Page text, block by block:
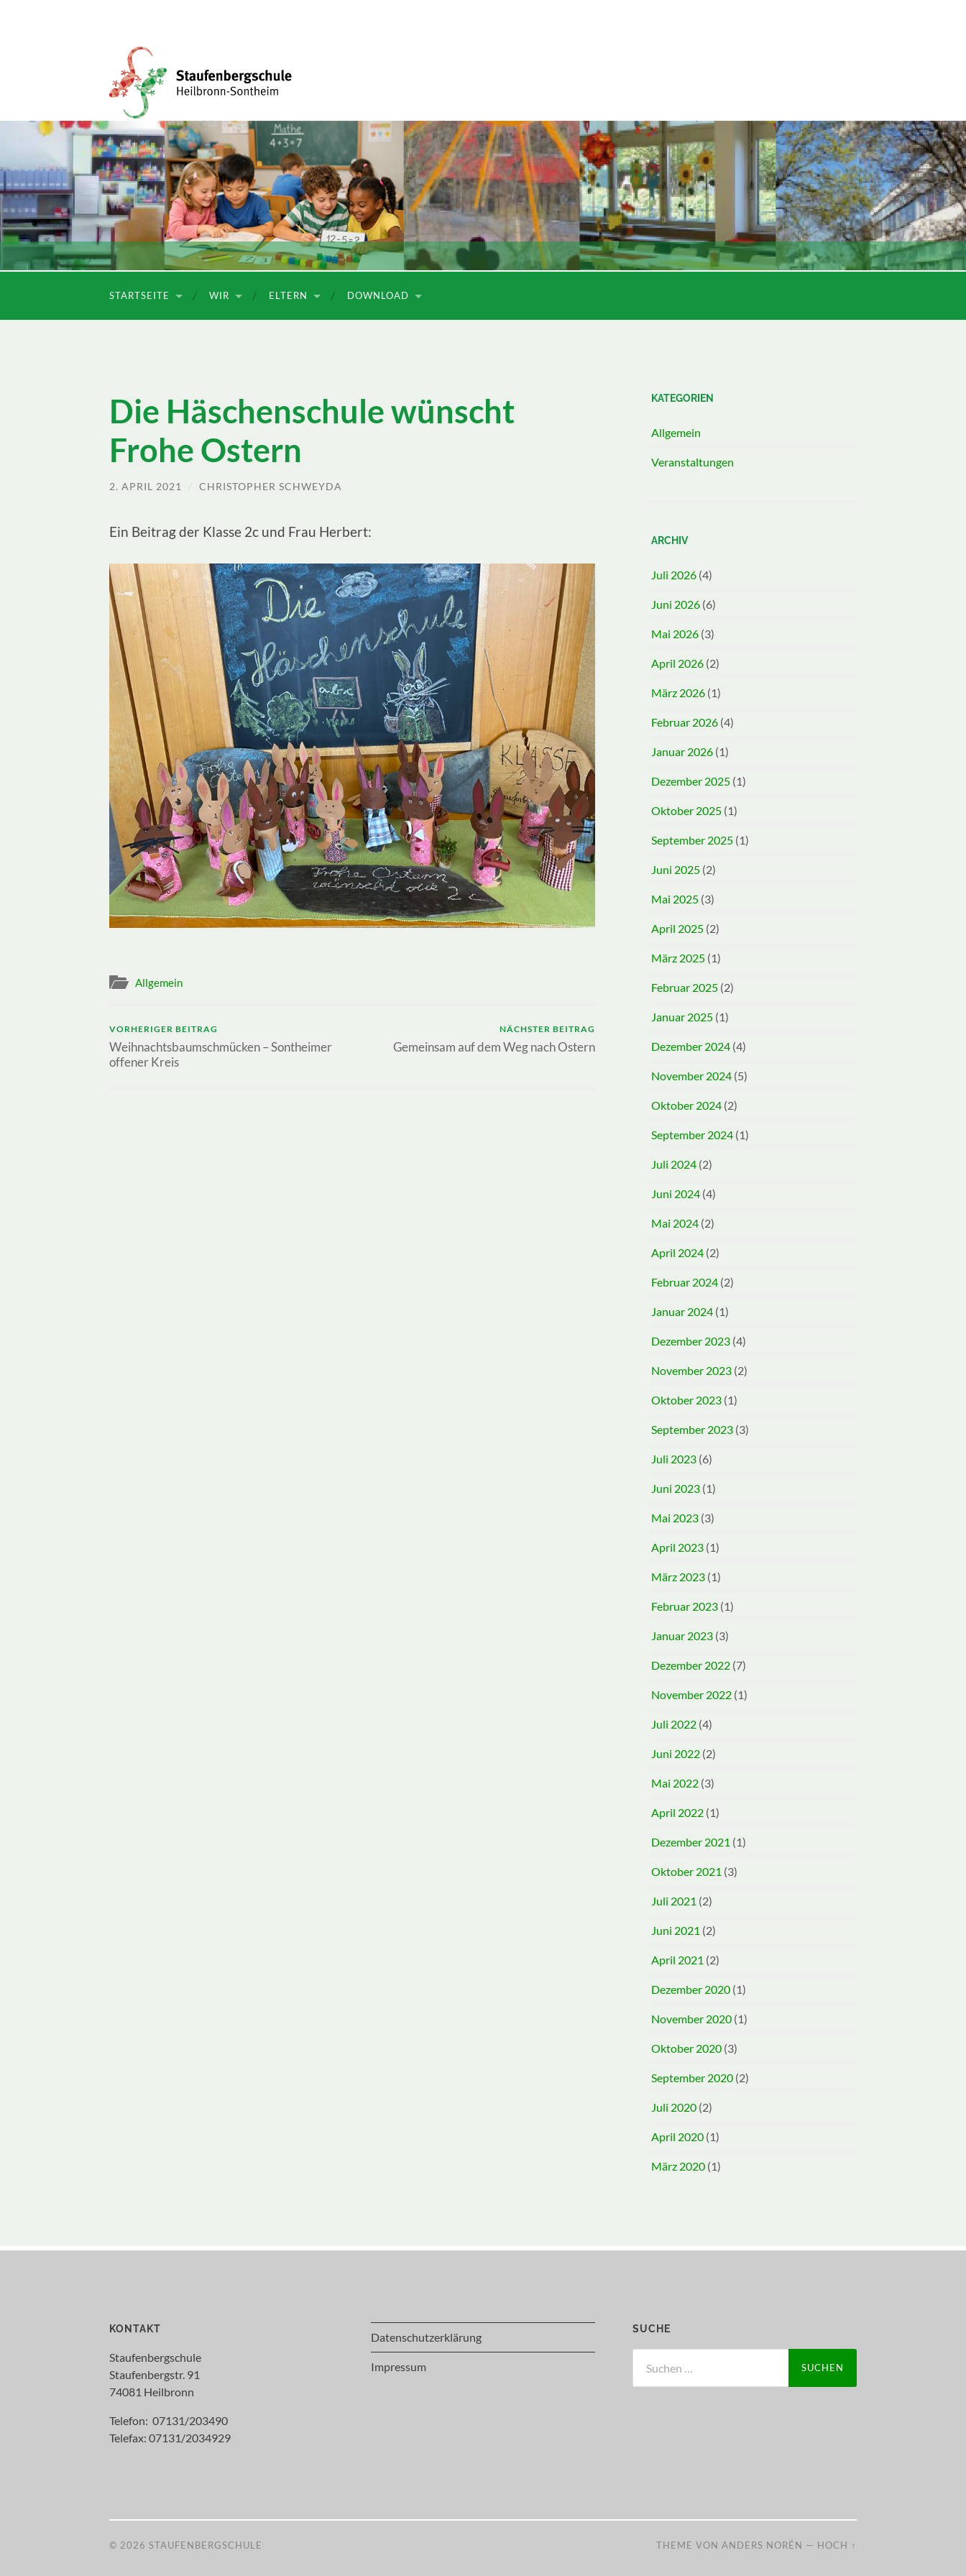
Staufenbergschule
STARTSEITE WIR ELTERN DOWNLOAD
Die Häschenschule wünscht
Frohe Ostern
2. APRIL 2021 CHRISTOPHER SCHWEYDA
Ein Beitrag der Klasse 2c und Frau Herbert:
Allgemein
VORHERIGER BEITRAG
Weihnachtsbaumschmücken – Sontheimer
offener Kreis
NÄCHSTER BEITRAG
Gemeinsam auf dem Weg nach Ostern
KATEGORIEN
Allgemein
Veranstaltungen
ARCHIV
Juli 2026 (4)
Juni 2026 (6)
Mai 2026 (3)
April 2026 (2)
März 2026 (1)
Februar 2026 (4)
Januar 2026 (1)
Dezember 2025 (1)
Oktober 2025 (1)
September 2025 (1)
Juni 2025 (2)
Mai 2025 (3)
April 2025 (2)
März 2025 (1)
Februar 2025 (2)
Januar 2025 (1)
Dezember 2024 (4)
November 2024 (5)
Oktober 2024 (2)
September 2024 (1)
Juli 2024 (2)
Juni 2024 (4)
Mai 2024 (2)
April 2024 (2)
Februar 2024 (2)
Januar 2024 (1)
Dezember 2023 (4)
November 2023 (2)
Oktober 2023 (1)
September 2023 (3)
Juli 2023 (6)
Juni 2023 (1)
Mai 2023 (3)
April 2023 (1)
März 2023 (1)
Februar 2023 (1)
Januar 2023 (3)
Dezember 2022 (7)
November 2022 (1)
Juli 2022 (4)
Juni 2022 (2)
Mai 2022 (3)
April 2022 (1)
Dezember 2021 (1)
Oktober 2021 (3)
Juli 2021 (2)
Juni 2021 (2)
April 2021 (2)
Dezember 2020 (1)
November 2020 (1)
Oktober 2020 (3)
September 2020 (2)
Juli 2020 (2)
April 2020 (1)
März 2020 (1)
KONTAKT
Staufenbergschule
Staufenbergstr. 91
74081 Heilbronn
Telefon: 07131/203490
Telefax: 07131/2034929
Datenschutzerklärung
Impressum
SUCHE
nach:
© 2026 STAUFENBERGSCHULE THEME VON ANDERS NORÉN — HOCH ↑